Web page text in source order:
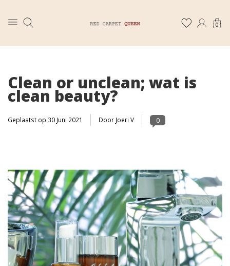
0
Clean or unclean; wat is
clean beauty?
Geplaatst op 30 Juni 2021 Door Joeri V 0